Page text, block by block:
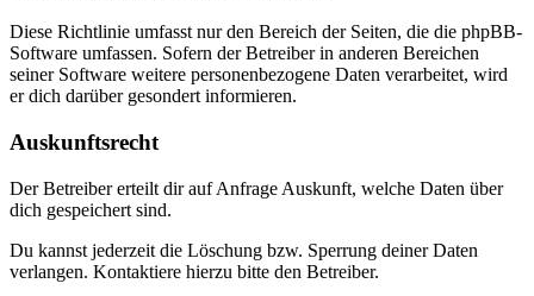
Diese Richtlinie umfasst nur den Bereich der Seiten, die die phpBB-
Software umfassen. Sofern der Betreiber in anderen Bereichen
seiner Software weitere personenbezogene Daten verarbeitet, wird
er dich darüber gesondert informieren.
Auskunftsrecht
Der Betreiber erteilt dir auf Anfrage Auskunft, welche Daten über
dich gespeichert sind.
Du kannst jederzeit die Löschung bzw. Sperrung deiner Daten
verlangen. Kontaktiere hierzu bitte den Betreiber.